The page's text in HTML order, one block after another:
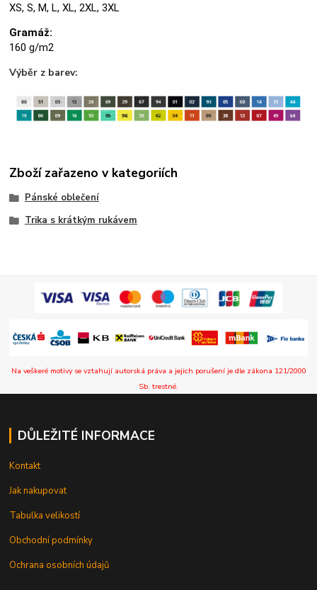
XS, S, M, L, XL, 2XL, 3XL
Gramáž:
160 g/m2
Výběr z barev:
Zboží zařazeno v kategoriích
Pánské oblečení
Trika s krátkým rukávem
Na veškeré motivy se vztahují autorská práva a jejich porušení je dle zákona 121/2000
Sb. trestné.
DŮLEŽITÉ INFORMACE
Kontakt
Jak nakupovat
Tabulka velikostí
Obchodní podmínky
Ochrana osobních údajů